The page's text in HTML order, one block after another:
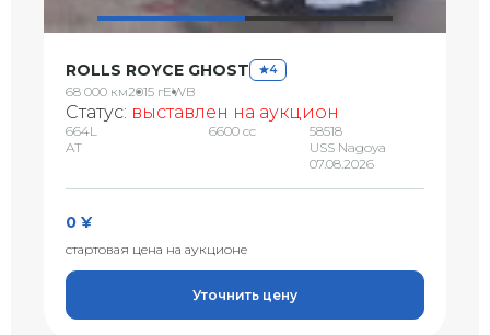
ROLLS ROYCE GHOST 4
68 000 км2015 гEWB
Статус: выставлен на аукцион
664L
AT
6600 сс
58518
USS Nagoya
07.08.2026
0 ¥
стартовая цена на аукционе
Уточнить цену